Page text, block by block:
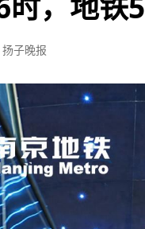
扬子晚报